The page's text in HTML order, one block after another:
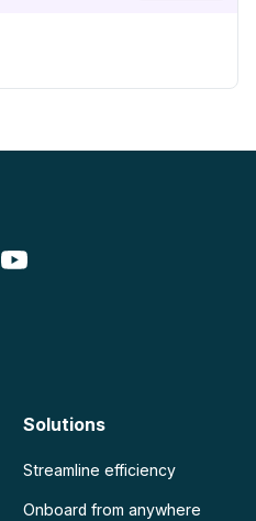
Solutions
Streamline efficiency
Onboard from anywhere